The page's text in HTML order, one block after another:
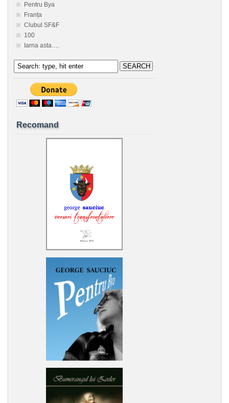
Pentru Bya
Franța
Clubul SF&F
100
Iarna asta….
Recomand